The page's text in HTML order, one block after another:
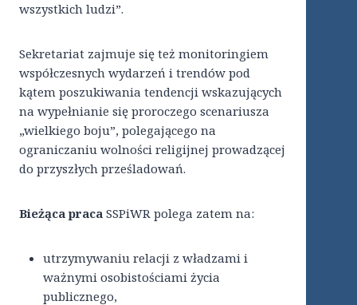
wszystkich ludzi”.
Sekretariat zajmuje się też monitoringiem
współczesnych wydarzeń i trendów pod
kątem poszukiwania tendencji wskazujących
na wypełnianie się proroczego scenariusza
„wielkiego boju”, polegającego na
ograniczaniu wolności religijnej prowadzącej
do przyszłych prześladowań.
Bieżąca praca SSPiWR polega zatem na:
utrzymywaniu relacji z władzami i
ważnymi osobistościami życia
publicznego,